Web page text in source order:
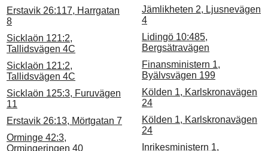
Erstavik 26:117, Harrgatan
8
Sicklaön 121:2,
Tallidsvägen 4C
Sicklaön 121:2,
Tallidsvägen 4C
Sicklaön 125:3, Furuvägen
11
Erstavik 26:13, Mörtgatan 7
Orminge 42:3,
Ormingeringen 40
Jämlikheten 2, Ljusnevägen
4
Lidingö 10:485,
Bergsätravägen
Finansministern 1,
Byälvsvägen 199
Kölden 1, Karlskronavägen
24
Kölden 1, Karlskronavägen
24
Inrikesministern 1,